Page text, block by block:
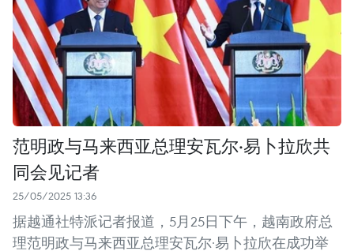
范明政与马来西亚总理安瓦尔·易卜拉欣共
同会见记者
25/05/2025 13:36
据越通社特派记者报道，5月25日下午，越南政府总
理范明政与马来西亚总理安瓦尔·易卜拉欣在成功举